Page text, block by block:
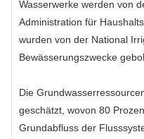
Wasserwerke werden von
Administration für
wurden von der National
Bewässerungszwecke
Die
geschätzt, wovon 80
Grundabfluss der